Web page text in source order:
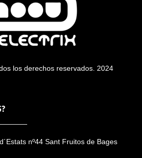
los derechos reservados. 2024
nº44 Sant Fruitos de Bages